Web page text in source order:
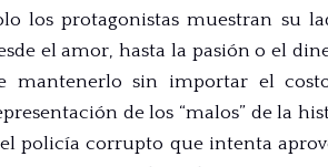
los protagonistas muestran su
el amor, hasta la pasión o el
mantenerlo sin importar el
de los “malos” de la
policía corrupto que intenta